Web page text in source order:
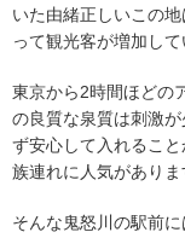
いた由緒正しいこの
って観光客が増加して
東京から2時間ほどの
の良質な泉質は刺激
ず安心して入れるこ
族連れに人気がありま
そんな鬼怒川の駅前に